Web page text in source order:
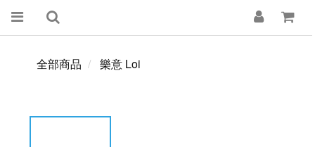
全部商品 樂意 Loi